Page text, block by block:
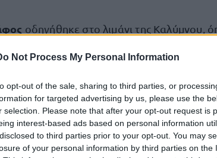
Not Process My Personal Information
opt-out of the sale, sharing to third parties, or
for targeted advertising by us, please use the
selection. Please note that after your opt-out request is
interest-based ads based on personal information
to third parties prior to your opt-out. You may
of your personal information by third parties on the
οδηγήθηκε στο λιμάνι της Καλύμνου,
Ερευνών του Αστυνομικού Τμήματος
από το Λιμεναρχείο Καλύμνου,
– νεκροτομής, καθώς και ιστολογικών
Ιατροδικαστική Υπηρεσία Δωδεκανήσου.